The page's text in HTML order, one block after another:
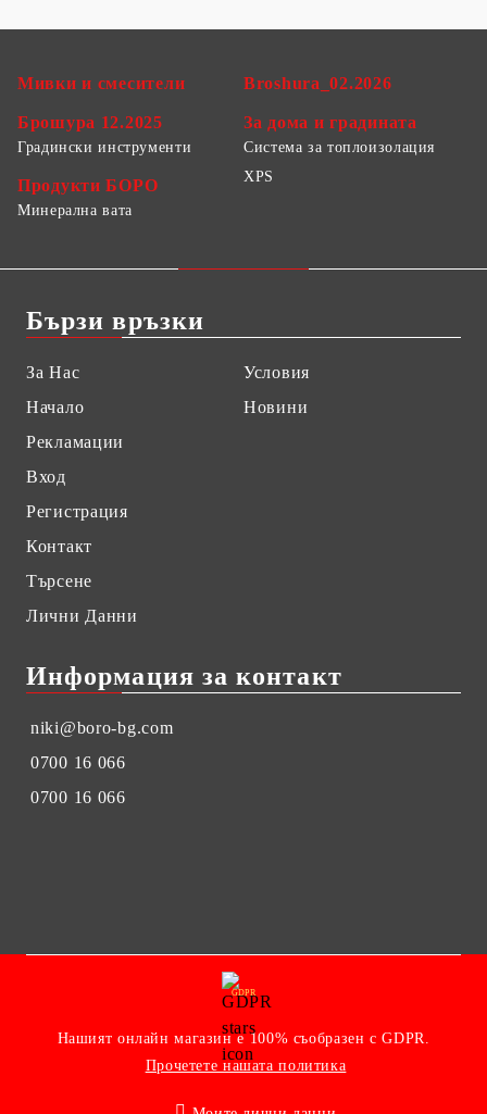
Мивки и смесители
Брошура 12.2025
Broshura_02.2026
За дома и градината
Градински инструменти
Продукти БОРО
Система за топлоизолация
XPS
Минерална вата
Бързи връзки
За Нас
Начало
Рекламации
Вход
Регистрация
Контакт
Търсене
Лични Данни
Условия
Новини
Информация за контакт
niki@boro-bg.com
0700 16 066
0700 16 066
GDPR
Нашият онлайн магазин е 100% съобразен с GDPR.
Прочетете нашата политика